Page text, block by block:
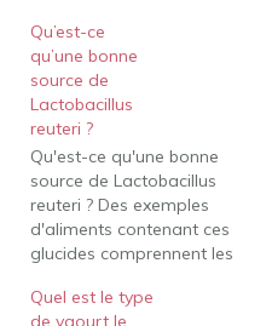
maladies gastro-
intestinales,
immunologiques et
infectieuses. Les preuves
existantes impliquent que
les effets
multifonctionnels du
BB536 sont attribués à
sa capacité à stabiliser le
microbiote intestinal et à
l'environnement
Qu’est-ce
qu’une bonne
source de
Lactobacillus
reuteri ?
Qu'est-ce qu'une bonne
source de Lactobacillus
reuteri ? Des exemples
d'aliments contenant ces
glucides comprennent les
les artichauts. Il est
Quel est le type
de yaourt le